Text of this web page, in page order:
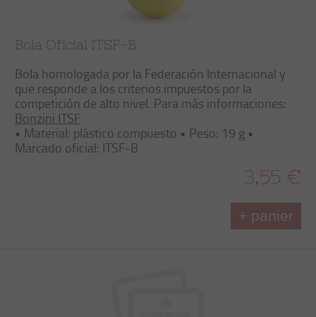
Bola Oficial ITSF-B
Bola homologada por la Federación Internacional y
que responde a los criterios impuestos por la
competición de alto nivel. Para más informaciones:
Bonzini ITSF
• Material: plástico compuesto • Peso: 19 g •
Marcado oficial: ITSF-B
3,55 €
+ panier